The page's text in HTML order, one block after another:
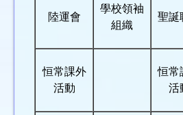
陸運會
學校領袖
組織
聖誕
恒常課外
活動
恒常
活